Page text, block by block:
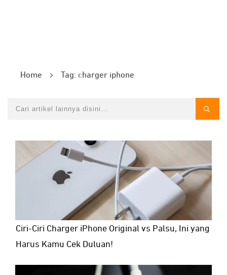
Home Tag: charger iphone
Ciri-Ciri Charger iPhone Original vs Palsu, Ini yang
Harus Kamu Cek Duluan!